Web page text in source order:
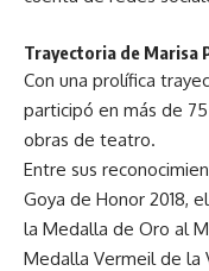
Trayectoria de Marisa
Con una prolífica
participó en más de
obras de teatro.
Entre sus
Goya de Honor 2018,
la Medalla de Oro al
Medalla Vermeil de la